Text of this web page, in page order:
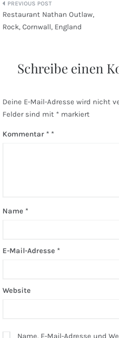
Restaurant Nathan Outlaw,
Rock, Cornwall, England
Schreibe einen
Deine E-Mail-Adresse wird nicht
Felder sind mit * markiert
Kommentar *
Name *
E-Mail-Adresse *
Website
Name, E-Mail-Adresse und